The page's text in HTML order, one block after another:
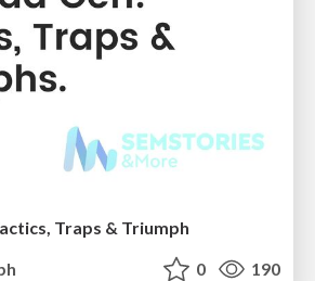
Traps & Triumph
0 190